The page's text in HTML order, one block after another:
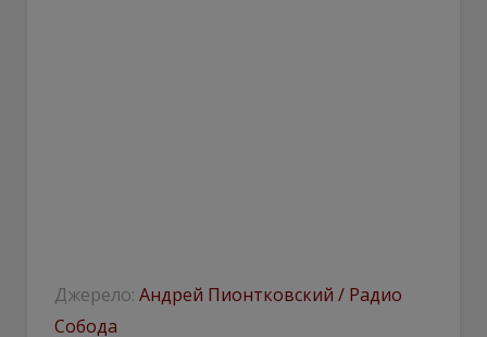
Джерело: Андрей Пионтковский / Радио
Собода